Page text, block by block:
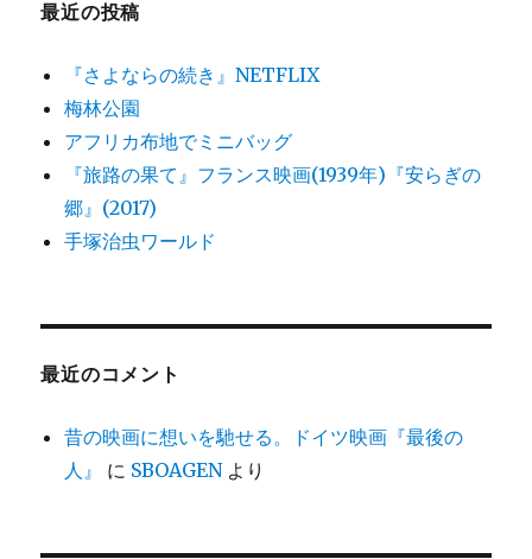
最近の投稿
『さよならの続き』NETFLIX
梅林公園
アフリカ布地でミニバッグ
『旅路の果て』フランス映画(1939年)『安らぎの
郷』(2017)
手塚治虫ワールド
最近のコメント
昔の映画に想いを馳せる。ドイツ映画『最後の
人』
に SBOAGENより